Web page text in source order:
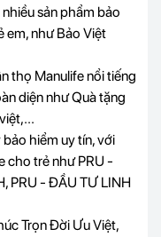
sản phẩm bảo
em, như Bảo Việt
thọ Manulife nổi tiếng
diện nhưQuà tặng
hiểm uy tín, với
cho trẻ như PRU -
PRU - ĐẦU TƯ LINH
Trọn Đời Ưu Việt,